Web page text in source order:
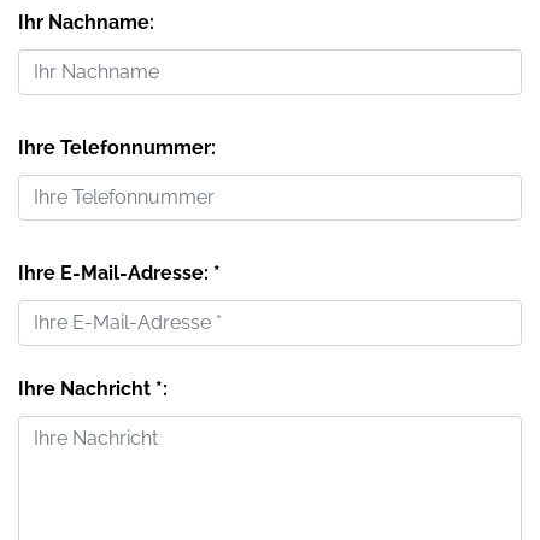
Ihr Nachname:
Ihre Telefonnummer:
Ihre E-Mail-Adresse: *
Ihre Nachricht *: